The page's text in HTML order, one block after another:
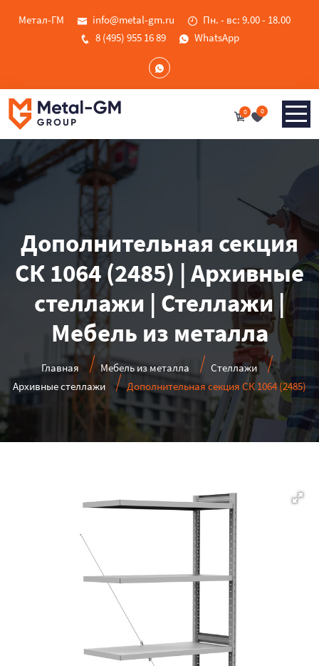
Метал-ГМ info@metal-gm.ru
Пн. - вс: 9.00 - 18.00
8 (495) 955 16 89
WhatsApp
0 0
Дополнительная секция
СК 1064 (2485) | Архивные
стеллажи | Стеллажи |
Мебель из металла
Главная Мебель из металла
Стеллажи
Архивные стеллажи
Дополнительная секция СК 1064 (2485)